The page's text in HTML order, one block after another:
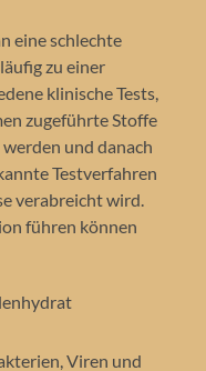
eine schlechte
zu einer
klinische Tests,
zugeführte Stoffe
und danach
Testverfahren
verabreicht wird.
führen können
Viren und